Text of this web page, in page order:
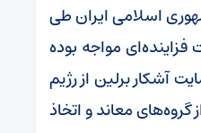
اسلامی ایران طی
فزاینده‌ای مواجه بوده
آشکار برلین از رژیم
گروه‌های معاند و اتخاذ